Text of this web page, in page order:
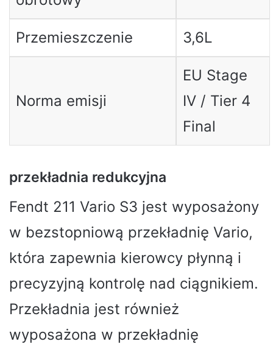
Przemieszczenie 3,6L
Norma emisji
EU Stage
IV / Tier 4
Final
przekładnia redukcyjna
Fendt 211 Vario S3 jest wyposażony
w bezstopniową przekładnię Vario,
która zapewnia kierowcy płynną i
precyzyjną kontrolę nad ciągnikiem.
Przekładnia jest również
wyposażona w przekładnię